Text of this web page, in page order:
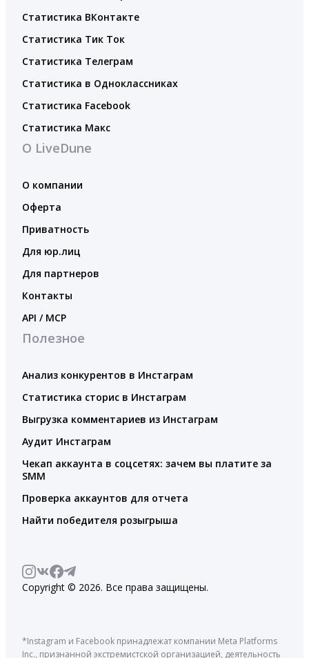
Статистика ВКонтакте
Статистика Тик Ток
Статистика Телеграм
Статистика в Одноклассниках
Статистика Facebook
Статистика Макс
О LiveDune
О компании
Оферта
Приватность
Для юр.лиц
Для партнеров
Контакты
API / MCP
Полезное
Анализ конкурентов в Инстаграм
Статистика сторис в Инстаграм
Выгрузка комментариев из Инстаграм
Аудит Инстаграм
Чекап аккаунта в соцсетях: зачем вы платите за
SMM
Проверка аккаунтов для отчета
Найти победителя розыгрыша
Copyright © 2026. Все права защищены.
*Instagram и Facebook принадлежат компании Meta Platforms
Inc., признанной экстремистской организацией, деятельность